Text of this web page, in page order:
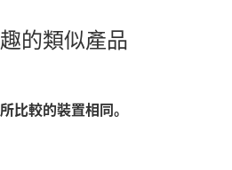
的類似產品
比較的裝置相同。